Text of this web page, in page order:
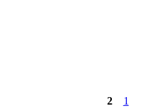
2
1